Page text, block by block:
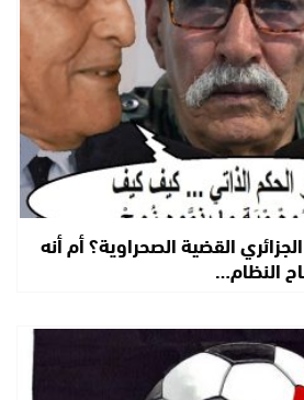
القضية الصحراوية؟ أم أنه
النظام…